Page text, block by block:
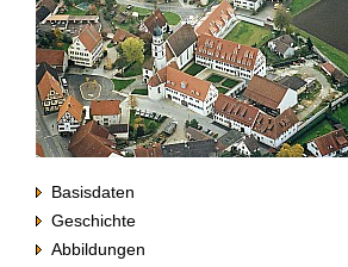
Basisdaten
Geschichte
Abbildungen